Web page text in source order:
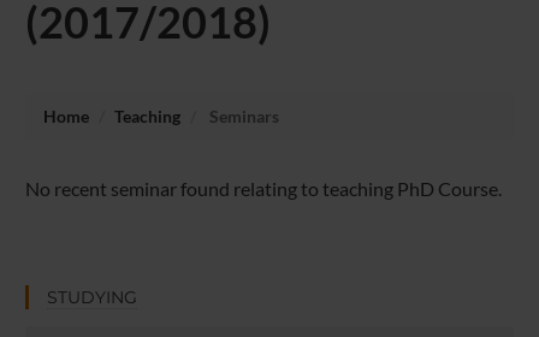
(2017/2018)
Home Teaching Seminars
No recent seminar found relating to teaching PhD Course.
STUDYING